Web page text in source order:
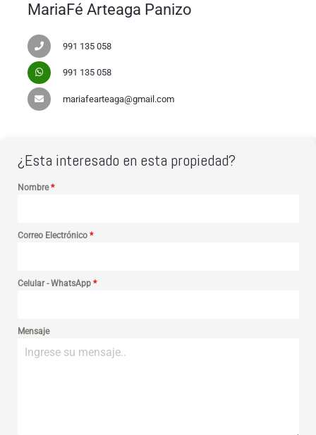
MariaFé Arteaga Panizo
991 135 058
991 135 058
mariafearteaga@gmail.com
¿Esta interesado en esta propiedad?
Nombre*
Correo Electrónico *
Celular - WhatsApp *
Mensaje